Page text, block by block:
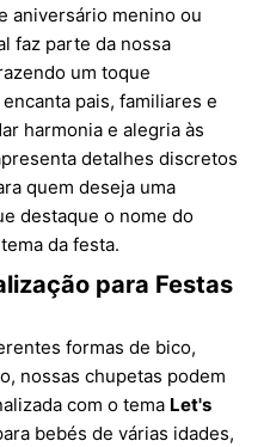
aniversário menino ou
faz parte da nossa
um toque
pais, familiares e
harmonia e alegria às
detalhes discretos
quem deseja uma
destaque o nome do
da festa.
para Festas
formas de bico,
nossas chupetas podem
com o tema Let's
bebés de várias idades,